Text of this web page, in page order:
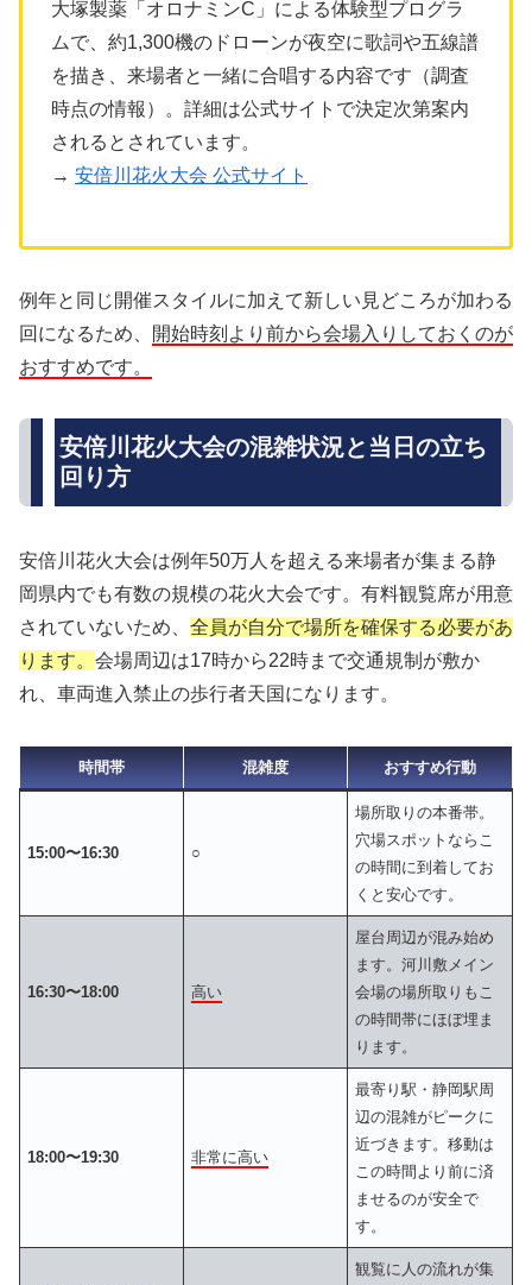
大塚製薬「オロナミンC」による体験型プログラ
ムで、約1,300機のドローンが夜空に歌詞や五線譜
を描き、来場者と一緒に合唱する内容です（調査
時点の情報）。詳細は公式サイトで決定次第案内
されるとされています。
→ 安倍川花火大会 公式サイト
例年と同じ開催スタイルに加えて新しい見どころが加わる
回になるため、
開始時刻より前から会場入りしておくのが
おすすめです。
安倍川花火大会の混雑状況と当日の立ち
回り方
安倍川花火大会は例年50万人を超える来場者が集まる静
岡県内でも有数の規模の花火大会です。有料観覧席が用意
されていないため、 全員が自分で場所を確保する必要があ
ります。 会場周辺は17時から22時まで交通規制が敷か
れ、車両進入禁止の歩行者天国になります。
時間帯 混雑度 おすすめ行動
15:00〜16:30 ○
場所取りの本番帯。
穴場スポットならこ
の時間に到着してお
くと安心です。
16:30〜18:00 高い
屋台周辺が混み始め
ます。河川敷メイン
会場の場所取りもこ
の時間帯にほぼ埋ま
ります。
18:00〜19:30 非常に高い
最寄り駅・静岡駅周
辺の混雑がピークに
近づきます。移動は
この時間より前に済
ませるのが安全で
す。
観覧に人の流れが集